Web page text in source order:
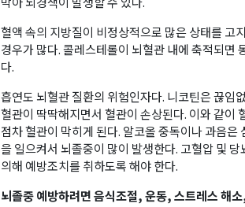
혈액 속의 지방질이 비정상적으로 많은 상태를 고
경우가 많다. 콜레스테롤이 뇌혈관 내에 축적되면
다.
흡연도 뇌혈관 질환의 위험인자다. 니코틴은 끊임
혈관이 딱딱해지면서 혈관이 손상된다. 이와 같이
점차 혈관이 막히게 된다. 알코올 중독이나 과음
을 일으켜서 뇌졸중이 많이 발생한다. 고혈압 및
의해 예방조치를 취하도록 해야 한다.
뇌졸중 예방하려면 음식조절, 운동, 스트레스 해